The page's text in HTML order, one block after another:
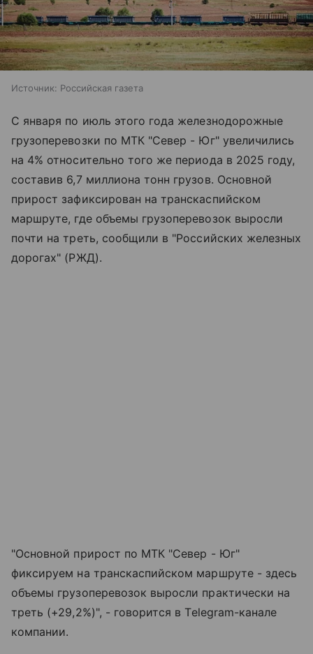
Источник: Российская газета
С января по июль этого года железнодорожные
грузоперевозки по МТК "Север - Юг" увеличились
на 4% относительно того же периода в 2025 году,
составив 6,7 миллиона тонн грузов. Основной
прирост зафиксирован на транскаспийском
маршруте, где объемы грузоперевозок выросли
почти на треть, сообщили в "Российских железных
дорогах" (РЖД).
"Основной прирост по МТК "Север - Юг"
фиксируем на транскаспийском маршруте - здесь
объемы грузоперевозок выросли практически на
треть (+29,2%)", - говорится в Telegram-канале
компании.